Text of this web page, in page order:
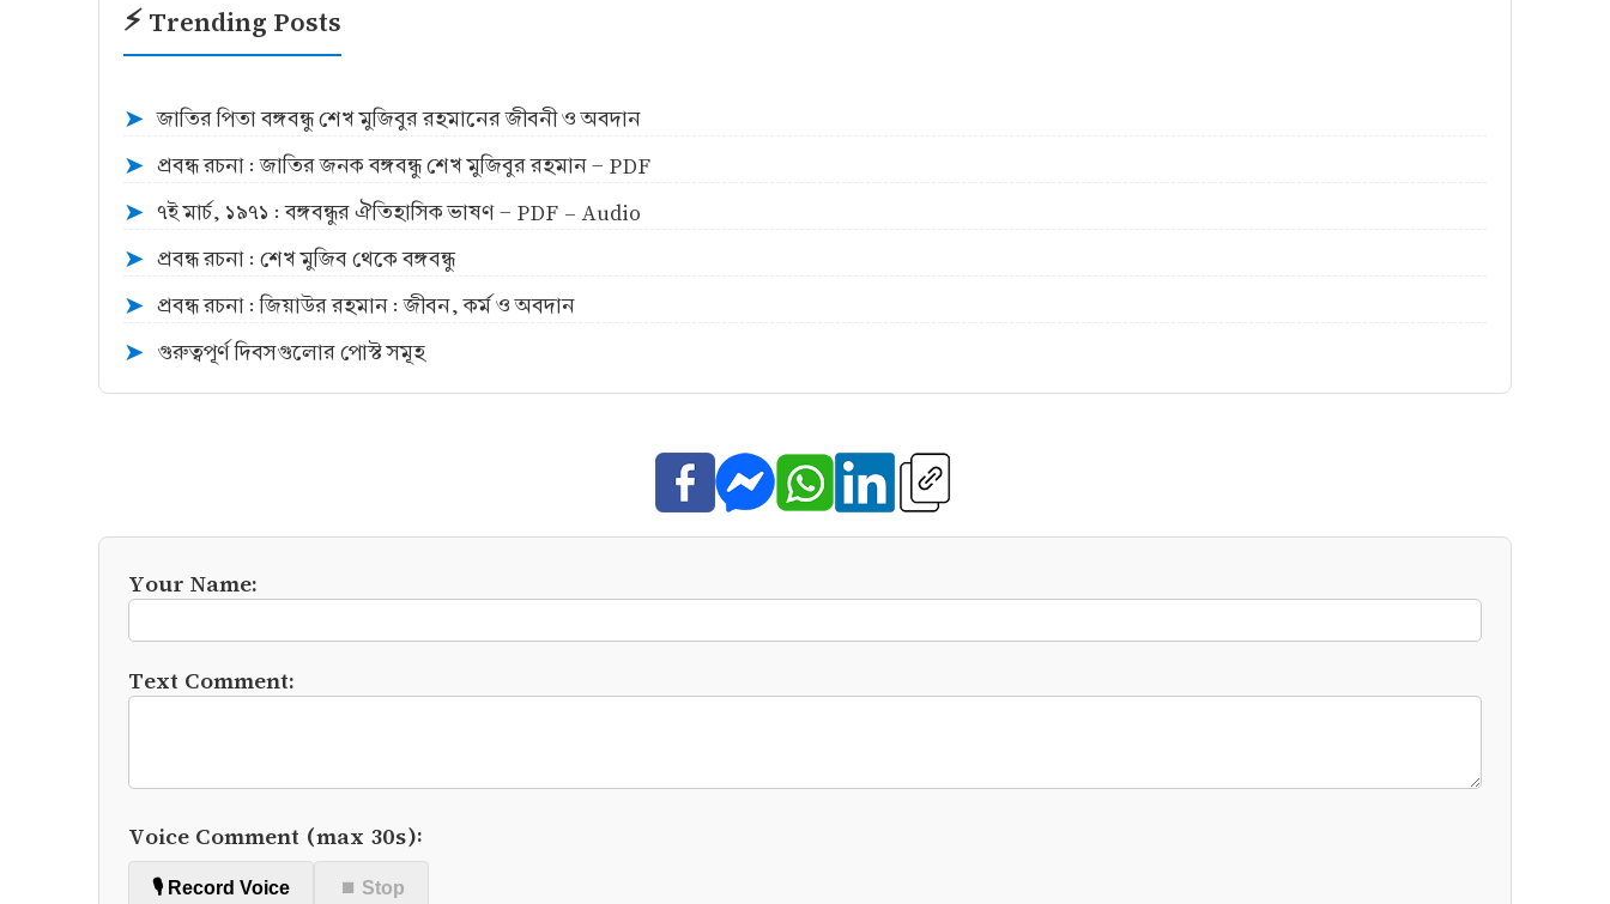
⚡ Trending Posts
➤ জাতির পিতা বঙ্গবন্ধু শেখ মুজিবুর রহমানের জীবনী ও অবদান
➤ প্রবন্ধ রচনা : জাতির জনক বঙ্গবন্ধু শেখ মুজিবুর রহমান - PDF
➤ ৭ই মার্চ, ১৯৭১ : বঙ্গবন্ধুর ঐতিহাসিক ভাষণ - PDF - Audio
➤ প্রবন্ধ রচনা : শেখ মুজিব থেকে বঙ্গবন্ধু
➤ প্রবন্ধ রচনা : জিয়াউর রহমান : জীবন, কর্ম ও অবদান
➤ গুরুত্বপূর্ণ দিবসগুলোর পোস্ট সমূহ
Your Name:
Text Comment:
Voice Comment (max 30s):
🎙️ Record Voice ⏹ Stop